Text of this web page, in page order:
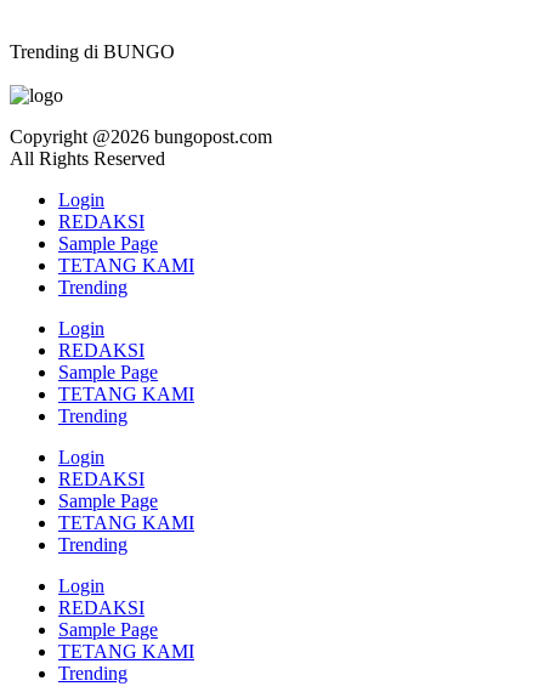
Trending di BUNGO
Copyright @2026 bungopost.com
All Rights Reserved
Login
REDAKSI
Sample Page
TETANG KAMI
Trending
Login
REDAKSI
Sample Page
TETANG KAMI
Trending
Login
REDAKSI
Sample Page
TETANG KAMI
Trending
Login
REDAKSI
Sample Page
TETANG KAMI
Trending